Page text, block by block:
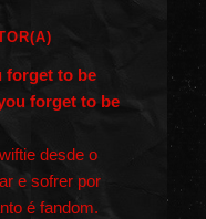
forget to be
forget to be
desde o
e sofrer por
é fandom.